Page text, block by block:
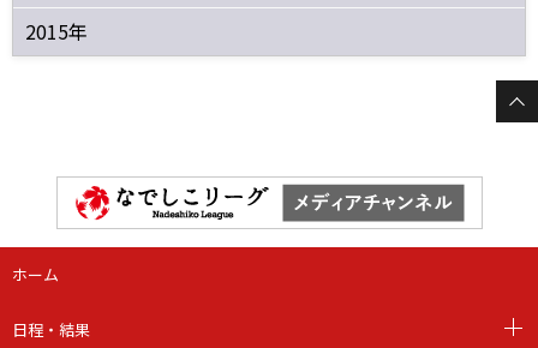
2015年
ホーム
日程・結果